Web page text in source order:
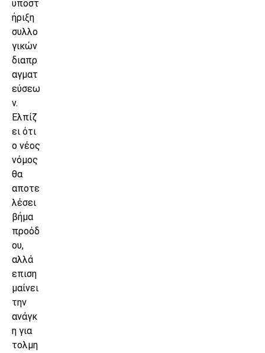
υποστ
ήριξη
συλλο
γικών
διαπρ
αγματ
εύσεω
ν.
Ελπίζ
ει ότι
ο νέος
νόμος
θα
αποτε
λέσει
βήμα
προόδ
ου,
αλλά
επιση
μαίνει
την
ανάγκ
η για
τολμη